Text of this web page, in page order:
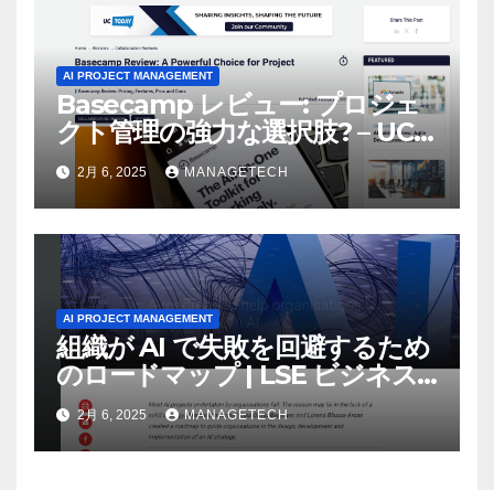
AI PROJECT MANAGEMENT
Basecamp レビュー: プロジェ
クト管理の強力な選択肢? – UC
Today
2月 6, 2025 MANAGETECH
AI PROJECT MANAGEMENT
組織が AI で失敗を回避するため
のロードマップ | LSE ビジネス
レビュー
2月 6, 2025 MANAGETECH